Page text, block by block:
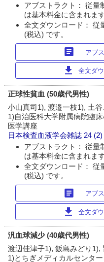
アブストラクト： 従量
は基本料金に含まれます
全文ダウンロード： 従
(税込) です。
article アブ
download 全文ダ
正球性貧血 (50歳代男性)
小山真司1), 渡邉一枝1), 土
1)自治医科大学附属病院臨
医学講座
日本検査血液学会雑誌 24 (2)
アブストラクト： 従量
は基本料金に含まれます
全文ダウンロード： 従
(税込) です。
article アブ
download 全文ダ
汎血球減少 (40歳代男性)
渡辺佳津子1), 飯島みどり1),
1)とちぎメディカルセンタ